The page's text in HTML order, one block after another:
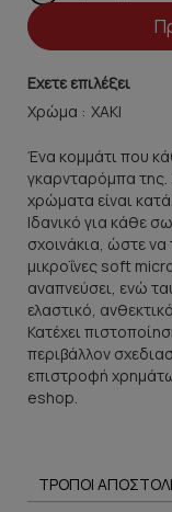
Εχετε επιλέξει
Χρώμα :
Ένα κομμάτι που
γκαρνταρόμπα
χρώματα είναι
Ιδανικό για κάθε
σχοινάκια, ώστε
μικροΐνες soft
αναπνεύσει, ενώ
ελαστικό,
Κατέχει
περιβάλλον
επιστροφή
eshop.
ΤΡΟΠΟΙ